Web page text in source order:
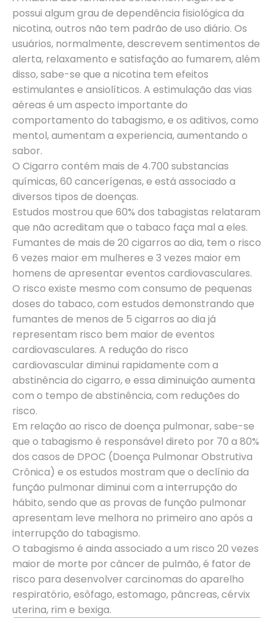
possui algum grau de dependência fisiológica da
nicotina, outros não tem padrão de uso diário. Os
usuários, normalmente, descrevem sentimentos de
alerta, relaxamento e satisfação ao fumarem, além
disso, sabe-se que a nicotina tem efeitos
estimulantes e ansiolíticos. A estimulação das vias
aéreas é um aspecto importante do
comportamento do tabagismo, e os aditivos, como
mentol, aumentam a experiencia, aumentando o
sabor.
O Cigarro contém mais de 4.700 substancias
químicas, 60 cancerígenas, e está associado a
diversos tipos de doenças.
Estudos mostrou que 60% dos tabagistas relataram
que não acreditam que o tabaco faça mal a eles.
Fumantes de mais de 20 cigarros ao dia, tem o risco
6 vezes maior em mulheres e 3 vezes maior em
homens de apresentar eventos cardiovasculares.
O risco existe mesmo com consumo de pequenas
doses do tabaco, com estudos demonstrando que
fumantes de menos de 5 cigarros ao dia já
representam risco bem maior de eventos
cardiovasculares. A redução do risco
cardiovascular diminui rapidamente com a
abstinência do cigarro, e essa diminuição aumenta
com o tempo de abstinência, com reduções do
risco.
Em relação ao risco de doença pulmonar, sabe-se
que o tabagismo é responsável direto por 70 a 80%
dos casos de DPOC (Doença Pulmonar Obstrutiva
Crônica) e os estudos mostram que o declínio da
função pulmonar diminui com a interrupção do
hábito, sendo que as provas de função pulmonar
apresentam leve melhora no primeiro ano após a
interrupção do tabagismo.
O tabagismo é ainda associado a um risco 20 vezes
maior de morte por câncer de pulmão, é fator de
risco para desenvolver carcinomas do aparelho
respiratório, esôfago, estomago, pâncreas, cérvix
uterina, rim e bexiga.